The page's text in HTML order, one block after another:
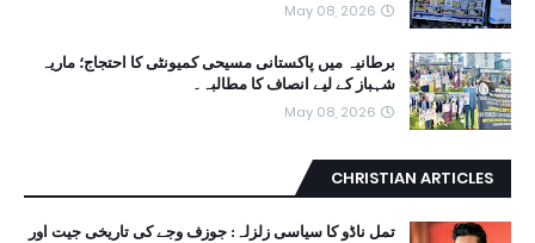
May 08, 2026
برطانیہ میں پاکستانی مسیحی کمیونٹی کا احتجاج؛ ماریہ
شہباز کے لیے انصاف کا مطالبہ۔
May 08, 2026
CHRISTIAN ARTICLES
تمل ناڈو کا سیاسی زلزلہ: جوزف وجے کی تاریخی جیت اور